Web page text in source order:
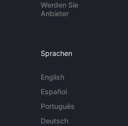
Werden Sie
Anbieter
Sprachen
English
Español
Português
Deutsch